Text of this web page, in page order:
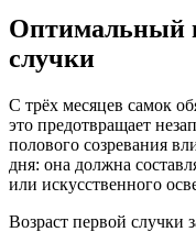
Оптимальный
случки
С трёх месяцев самок
это предотвращает
полового созревания
дня: она должна
или искусственного
Возраст первой случки